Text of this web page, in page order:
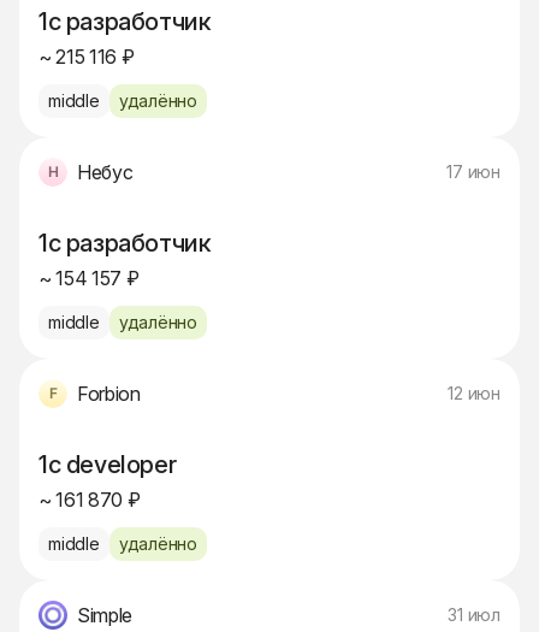
1с разработчик
~ 215 116 ₽
middle удалённо
Небус 17 июн
1с разработчик
~ 154 157 ₽
middle удалённо
Forbion 12 июн
1c developer
~ 161 870 ₽
middle удалённо
Simple 31 июл